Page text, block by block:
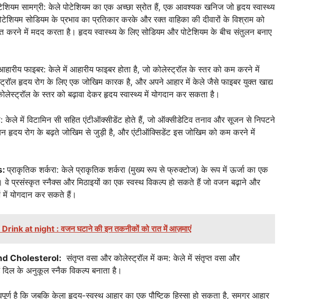
सामग्री: केले पोटेशियम का एक अच्छा स्रोत हैं, एक आवश्यक खनिज जो हृदय स्वास्थ्य
सोडियम के प्रभाव का प्रतिकार करके और रक्त वाहिका की दीवारों के विश्राम को
करने में मदद करता है। हृदय स्वास्थ्य के लिए सोडियम और पोटेशियम के बीच संतुलन बनाए
फाइबर: केले में आहारीय फाइबर होता है, जो कोलेस्ट्रॉल के स्तर को कम करने में
हृदय रोग के लिए एक जोखिम कारक है, और अपने आहार में केले जैसे फाइबर युक्त खाद्य
के स्तर को बढ़ावा देकर हृदय स्वास्थ्य में योगदान कर सकता है।
केले में विटामिन सी सहित एंटीऑक्सीडेंट होते हैं, जो ऑक्सीडेटिव तनाव और सूजन से निपटने
हृदय रोग के बढ़ते जोखिम से जुड़ी है, और एंटीऑक्सिडेंट इस जोखिम को कम करने में
प्राकृतिक शर्करा: केले प्राकृतिक शर्करा (मुख्य रूप से फ्रुक्टोज) के रूप में ऊर्जा का एक
वे प्रसंस्कृत स्नैक्स और मिठाइयों का एक स्वस्थ विकल्प हो सकते हैं जो वजन बढ़ाने और
में योगदान कर सकते हैं।
at night : वजन घटाने की इन तकनीकों को रात में आज़माएं
Cholesterol: संतृप्त वसा और कोलेस्ट्रॉल में कम: केले में संतृप्त वसा और
दिल के अनुकूल स्नैक विकल्प बनाता है।
है कि जबकि केला हृदय-स्वस्थ आहार का एक पौष्टिक हिस्सा हो सकता है, समग्र आहार